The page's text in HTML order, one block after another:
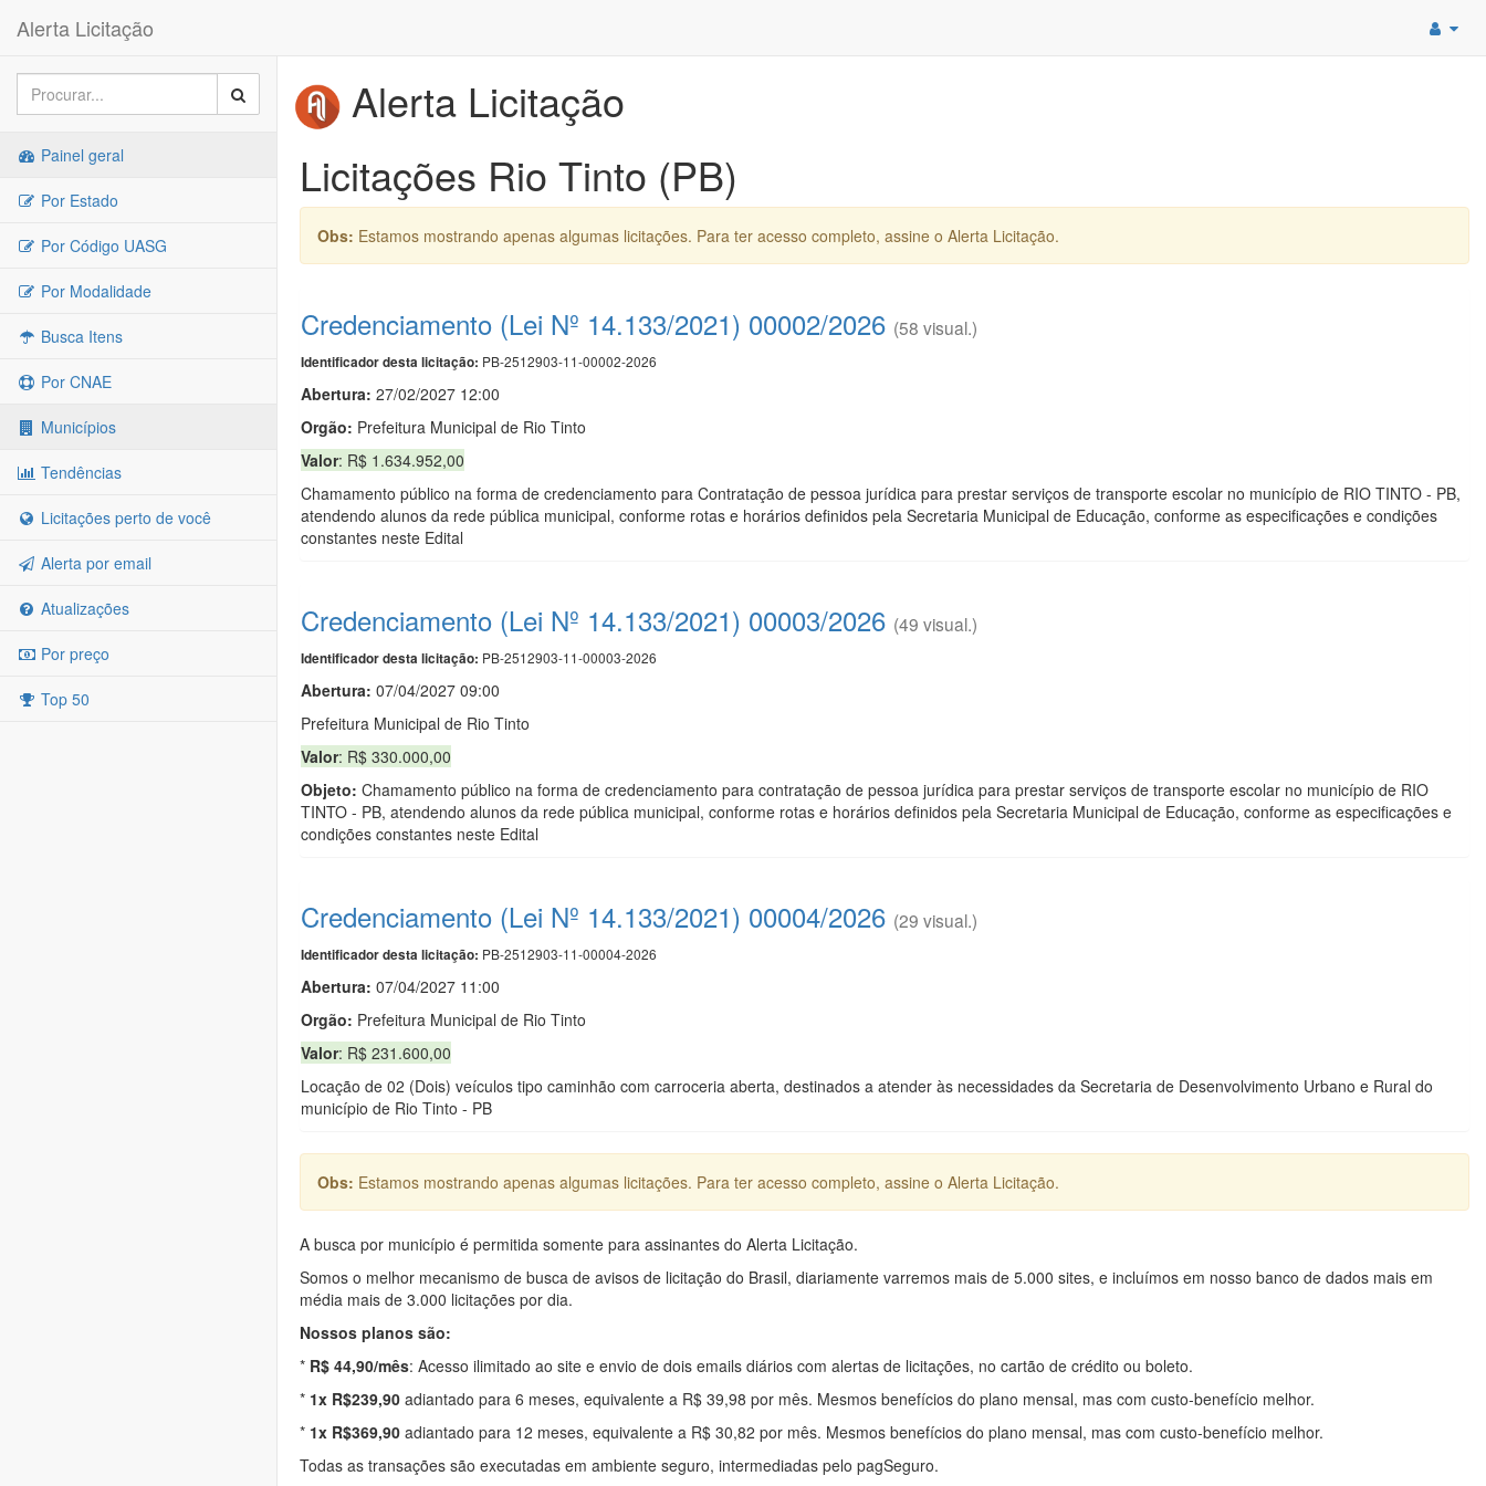
Alerta Licitação
Painel geral
Por Estado
Por Código UASG
Por Modalidade
Busca Itens
Por CNAE
Municípios
Tendências
Licitações perto de você
Alerta por email
Atualizações
Por preço
Top 50
Alerta Licitação
Licitações Rio Tinto (PB)
Obs: Estamos mostrando apenas algumas licitações. Para ter acesso completo, assine o Alerta Licitação.
Credenciamento (Lei Nº 14.133/2021) 00002/2026 (58 visual.)
Identificador desta licitação: PB-2512903-11-00002-2026
Abertura: 27/02/2027 12:00
Orgão: Prefeitura Municipal de Rio Tinto
Valor: R$ 1.634.952,00
Chamamento público na forma de credenciamento para Contratação de pessoa jurídica para prestar serviços de transporte escolar no município de RIO TINTO - PB,
atendendo alunos da rede pública municipal, conforme rotas e horários definidos pela Secretaria Municipal de Educação, conforme as especificações e condições
constantes neste Edital
Credenciamento (Lei Nº 14.133/2021) 00003/2026 (49 visual.)
Identificador desta licitação: PB-2512903-11-00003-2026
Abertura: 07/04/2027 09:00
Prefeitura Municipal de Rio Tinto
Valor: R$ 330.000,00
Objeto: Chamamento público na forma de credenciamento para contratação de pessoa jurídica para prestar serviços de transporte escolar no município de RIO
TINTO - PB, atendendo alunos da rede pública municipal, conforme rotas e horários definidos pela Secretaria Municipal de Educação, conforme as especificações e
condições constantes neste Edital
Credenciamento (Lei Nº 14.133/2021) 00004/2026 (29 visual.)
Identificador desta licitação: PB-2512903-11-00004-2026
Abertura: 07/04/2027 11:00
Orgão: Prefeitura Municipal de Rio Tinto
Valor: R$ 231.600,00
Locação de 02 (Dois) veículos tipo caminhão com carroceria aberta, destinados a atender às necessidades da Secretaria de Desenvolvimento Urbano e Rural do
município de Rio Tinto - PB
Obs: Estamos mostrando apenas algumas licitações. Para ter acesso completo, assine o Alerta Licitação.
A busca por município é permitida somente para assinantes do Alerta Licitação.
Somos o melhor mecanismo de busca de avisos de licitação do Brasil, diariamente varremos mais de 5.000 sites, e incluímos em nosso banco de dados mais em
média mais de 3.000 licitações por dia.
Nossos planos são:
* R$ 44,90/mês: Acesso ilimitado ao site e envio de dois emails diários com alertas de licitações, no cartão de crédito ou boleto.
* 1x R$239,90 adiantado para 6 meses, equivalente a R$ 39,98 por mês. Mesmos benefícios do plano mensal, mas com custo-benefício melhor.
* 1x R$369,90 adiantado para 12 meses, equivalente a R$ 30,82 por mês. Mesmos benefícios do plano mensal, mas com custo-benefício melhor.
Todas as transações são executadas em ambiente seguro, intermediadas pelo pagSeguro.